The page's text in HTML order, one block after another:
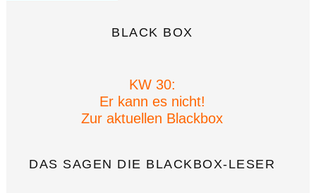
BLACK BOX
KW 30:
Er kann es nicht!
Zur aktuellen Blackbox
DAS SAGEN DIE BLACKBOX-LESER